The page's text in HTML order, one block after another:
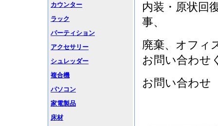
内装・原状回
事、
廃棄、オフィ
お問い合わせ
お問い合わせ
カウンター
ラック
パーティション
アクセサリー
シュレッダー
複合機
パソコン
家電製品
床材